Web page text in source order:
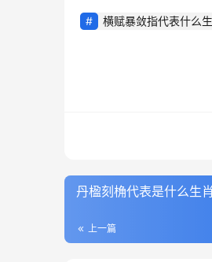
横赋暴敛指代表什么
丹楹刻桷代表是什么生
上一篇